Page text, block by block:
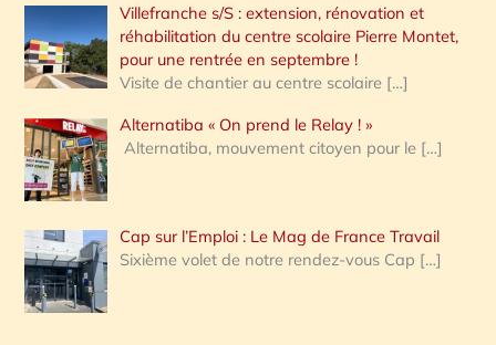
Villefranche s/S : extension, rénovation et
réhabilitation du centre scolaire Pierre Montet,
pour une rentrée en septembre !
Visite de chantier au centre scolaire […]
Alternatiba « On prend le Relay ! »
Alternatiba, mouvement citoyen pour le […]
Cap sur l’Emploi : Le Mag de France Travail
Sixième volet de notre rendez-vous Cap […]